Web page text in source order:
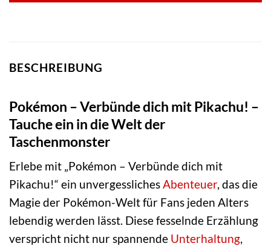
BESCHREIBUNG
Pokémon – Verbünde dich mit Pikachu! –
Tauche ein in die Welt der
Taschenmonster
Erlebe mit „Pokémon – Verbünde dich mit
Pikachu!“ ein unvergesslichesAbenteuer, das die
Magie der Pokémon-Welt für Fans jeden Alters
lebendig werden lässt. Diese fesselnde Erzählung
verspricht nicht nur spannende Unterhaltung,